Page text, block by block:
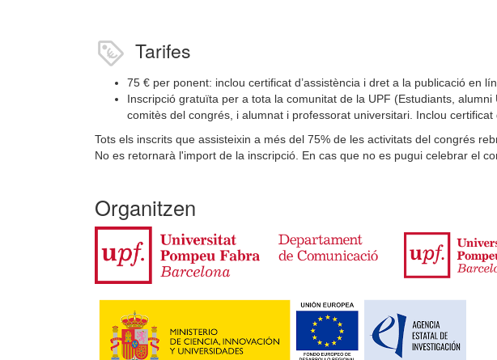
Tarifes
75 € per ponent: inclou certificat d’assistència i dret a la publicació en
Inscripció gratuïta per a tota la comunitat de la UPF (Estudiants,
comitès del congrés, i alumnat i professorat universitari. Inclou certificat
Tots els inscrits que assisteixin a més del 75% de les activitats del congrés
No es retornarà l'import de la inscripció. En cas que no es pugui celebrar el
Organitzen